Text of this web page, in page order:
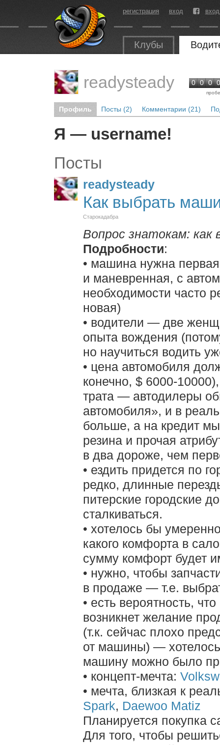
регистрация вход
Клубы
readysteady 0 0 0 0
Профиль Посты (2) Комментарии (21)
Я — username!
Посты
readysteady
Как выбрать
Старокадабра
Вопрос знатокам:
Подробности:
• машина нужна
и маневренная, с
необходимости часто
новая)
• водители — две
опыта вождения
но научиться водить
• цена автомобиля
конечно, $ 6000-
трата — автодилеры
автомобиля», и в
больше, а на кредит
резина и прочая
в два дороже, чем
• ездить придется по
редко, длинные
питерские городские
сталкиваться.
• хотелось бы
какого комфорта в
сумму комфорт будет
• нужно, чтобы
в продаже — т.е.
• есть вероятность,
возникнет желание
(т.к. сейчас плохо
от машины) —
машину можно было
• концепт-мечта:
• мечта, близкая к
Spark, Daewoo Matiz
Планируется покупка
Для того, чтобы